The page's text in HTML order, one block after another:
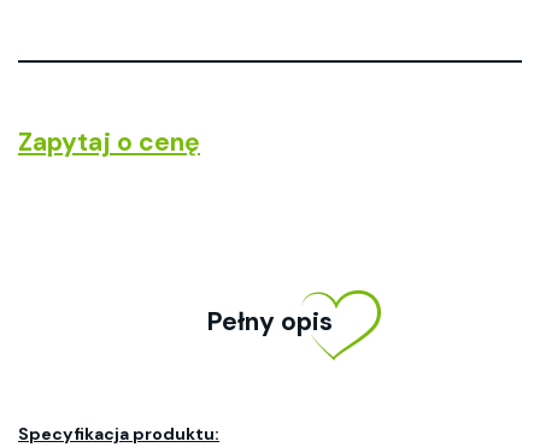
Zapytaj o cenę
Pełny opis
Specyfikacja produktu: